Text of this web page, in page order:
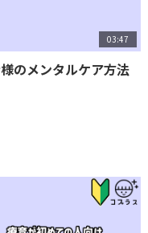
03:47
のメンタルケア方法